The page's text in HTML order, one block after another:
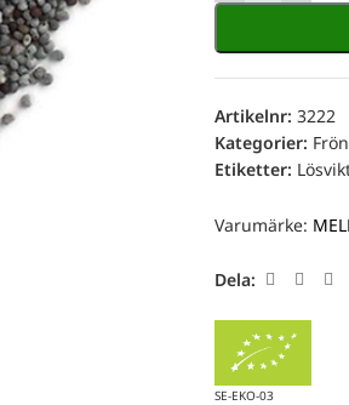
Artikelnr: 3222
Kategorier: Frön
Etiketter:
Varumärke:
Dela:
SE-EKO-03